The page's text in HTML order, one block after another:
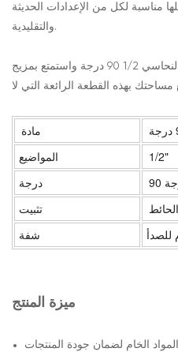
مناسبة لكل من الإعدادات الحديثة
والتقليدية.
استثمر في صمام زاوية الجسم النحاسي 1/2 90 درجة واستمتع بمزيج
مساحتك بهذه القطعة الرائعة التي لا
مادة
المواضيع
1/2"
درجة
تثبيت
شفة
للصدأ
ميزة المنتج